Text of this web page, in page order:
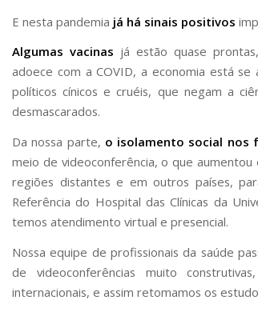
E nesta pandemia já há sinais positivos
Algumas vacinas já estão quase
adoece com a COVID, a economia está se
políticos cínicos e cruéis, que negam a
desmascarados.
Da nossa parte, o isolamento social nos
meio de videoconferência, o que
regiões distantes e em outros países,
Referência do Hospital das Clínicas da
temos atendimento virtual e presencial.
Nossa equipe de profissionais da saúde
de videoconferências muito
internacionais, e assim retomamos os